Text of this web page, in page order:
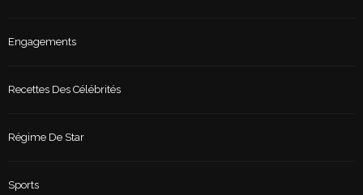
Engagements
Recettes Des Célébrités
Régime De Star
Sports